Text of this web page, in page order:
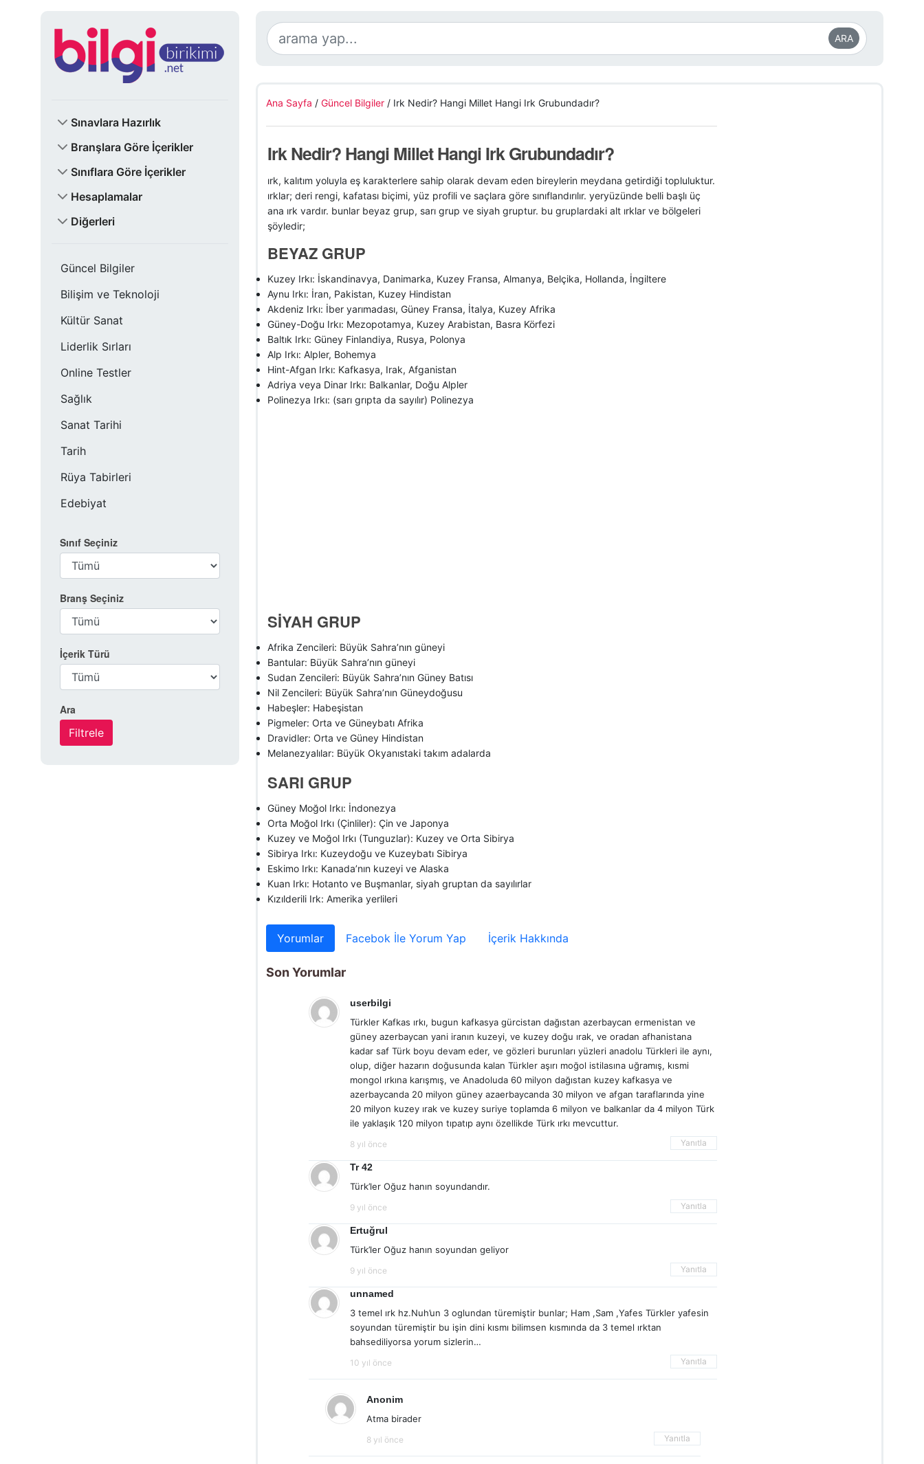
Sınavlara Hazırlık
Branşlara Göre İçerikler
Sınıflara Göre İçerikler
Hesaplamalar
Diğerleri
Güncel Bilgiler
Bilişim ve Teknoloji
Kültür Sanat
Liderlik Sırları
Online Testler
Sağlık
Sanat Tarihi
Tarih
Rüya Tabirleri
Edebiyat
Sınıf Seçiniz
Branş Seçiniz
İçerik Türü
Ara
ARA
Ana Sayfa / Güncel Bilgiler/ Irk Nedir? Hangi Millet Hangi Irk Grubundadır?
Irk Nedir? Hangi Millet Hangi Irk Grubundadır?
ırk, kalıtım yoluyla eş karakterlere sahip olarak devam eden bireylerin meydana getirdiği topluluktur.
ırklar; deri rengi, kafatası biçimi, yüz profili ve saçlara göre sınıflandırılır. yeryüzünde belli başlı üç
ana ırk vardır. bunlar beyaz grup, sarı grup ve siyah gruptur. bu gruplardaki alt ırklar ve bölgeleri
şöyledir;
BEYAZ GRUP
Kuzey Irkı: İskandinavya, Danimarka, Kuzey Fransa, Almanya, Belçika, Hollanda, İngiltere
Aynu Irkı: İran, Pakistan, Kuzey Hindistan
Akdeniz Irkı: İber yarımadası, Güney Fransa, İtalya, Kuzey Afrika
Güney-Doğu Irkı: Mezopotamya, Kuzey Arabistan, Basra Körfezi
Baltık Irkı: Güney Finlandiya, Rusya, Polonya
Alp Irkı: Alpler, Bohemya
Hint-Afgan Irkı: Kafkasya, Irak, Afganistan
Adriya veya Dinar Irkı: Balkanlar, Doğu Alpler
Polinezya Irkı: (sarı grıpta da sayılır) Polinezya
SİYAH GRUP
Afrika Zencileri: Büyük Sahra’nın güneyi
Bantular: Büyük Sahra’nın güneyi
Sudan Zencileri: Büyük Sahra’nın Güney Batısı
Nil Zencileri: Büyük Sahra’nın Güneydoğusu
Habeşler: Habeşistan
Pigmeler: Orta ve Güneybatı Afrika
Dravidler: Orta ve Güney Hindistan
Melanezyalılar: Büyük Okyanıstaki takım adalarda
SARI GRUP
Güney Moğol Irkı: İndonezya
Orta Moğol Irkı (Çinliler): Çin ve Japonya
Kuzey ve Moğol Irkı (Tunguzlar): Kuzey ve Orta Sibirya
Sibirya Irkı: Kuzeydoğu ve Kuzeybatı Sibirya
Eskimo Irkı: Kanada’nın kuzeyi ve Alaska
Kuan Irkı: Hotanto ve Buşmanlar, siyah gruptan da sayılırlar
Kızılderili Irk: Amerika yerlileri
Yorumlar Facebok İle Yorum Yap İçerik Hakkında
Son Yorumlar
userbilgi
Türkler Kafkas ırkı, bugun kafkasya gürcistan dağıstan azerbaycan ermenistan ve
güney azerbaycan yani iranın kuzeyi, ve kuzey doğu ırak, ve oradan afhanistana
kadar saf Türk boyu devam eder, ve gözleri burunları yüzleri anadolu Türkleri ile aynı,
olup, diğer hazarın doğusunda kalan Türkler aşırı moğol istilasına uğramış, kısmi
mongol ırkına karışmış, ve Anadoluda 60 milyon dağıstan kuzey kafkasya ve
azerbaycanda 20 milyon güney azaerbaycanda 30 milyon ve afgan taraflarında yine
20 milyon kuzey ırak ve kuzey suriye toplamda 6 milyon ve balkanlar da 4 milyon Türk
ile yaklaşık 120 milyon tıpatıp aynı özellikde Türk ırkı mevcuttur.
8 yıl önce Yanıtla
Tr 42
Türk’ler Oğuz hanın soyundandır.
9 yıl önce Yanıtla
Ertuğrul
Türk’ler Oğuz hanın soyundan geliyor
9 yıl önce Yanıtla
unnamed
3 temel ırk hz.Nuh’un 3 oglundan türemiştir bunlar; Ham ,Sam ,Yafes Türkler yafesin
soyundan türemiştir bu işin dini kısmı bilimsen kısmında da 3 temel ırktan
bahsediliyorsa yorum sizlerin…
10 yıl önce Yanıtla
Anonim
Atma birader
8 yıl önce Yanıtla